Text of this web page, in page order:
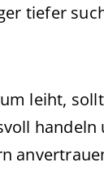
tiefer
leiht,
handeln